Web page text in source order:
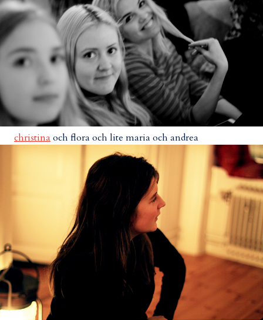
christina och flora och lite maria och andrea